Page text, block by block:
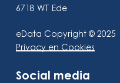
6718 WT Ede
eData Copyright © 2025
Privacy en Cookies
Social media